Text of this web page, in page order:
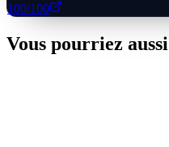
100/100
Vous pourriez